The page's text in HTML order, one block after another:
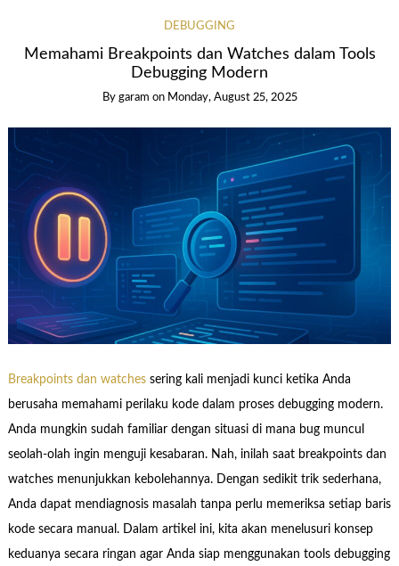
DEBUGGING
Memahami Breakpoints dan Watches dalam Tools
Debugging Modern
By garam on Monday, August 25, 2025
Breakpoints dan watchessering kali menjadi kunci ketika Anda
berusaha memahami perilaku kode dalam proses debugging modern.
Anda mungkin sudah familiar dengan situasi di mana bug muncul
seolah-olah ingin menguji kesabaran. Nah, inilah saat breakpoints dan
watches menunjukkan kebolehannya. Dengan sedikit trik sederhana,
Anda dapat mendiagnosis masalah tanpa perlu memeriksa setiap baris
kode secara manual. Dalam artikel ini, kita akan menelusuri konsep
keduanya secara ringan agar Anda siap menggunakan tools debugging